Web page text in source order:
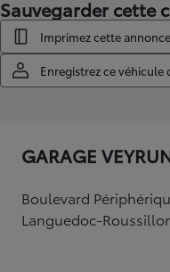
Sauvegarder cette
Imprimez cette annonce
Enregistrez ce véhicule
GARAGE
Boulevard
Languedoc-